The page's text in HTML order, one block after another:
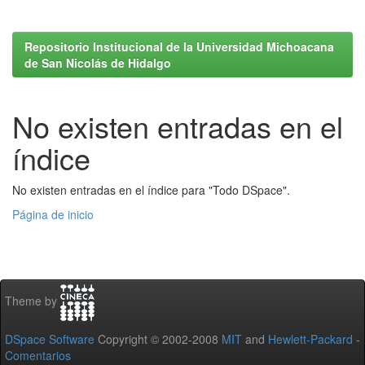
Repositorio Institucional de la Universidad Michoacana
de San Nicolás de Hidalgo
No existen entradas en el
índice
No existen entradas en el índice para "Todo DSpace".
Página de inicio
Theme by
DSpace Software Copyright © 2002-2008 MIT and Hewlett-Packard -
Comentarios